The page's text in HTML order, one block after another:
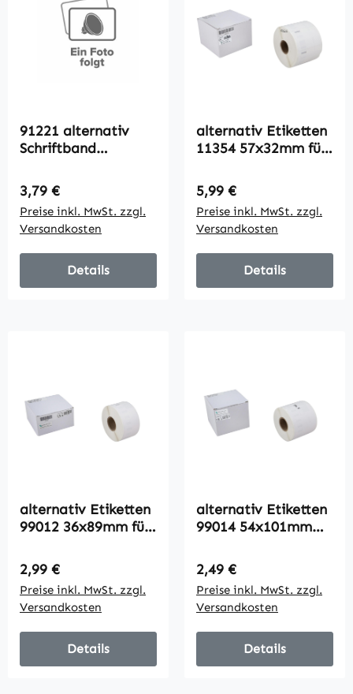
91221 alternativ
Schriftband
/ S0721660 / 12mm
x 4m
Regulärer Preis:
3,79 €
Preise inkl. MwSt. zzgl.
Versandkosten
Details
alternativ Etiketten
11354 57x32mm für
Regulärer Preis:
5,99 €
Preise inkl. MwSt. zzgl.
Versandkosten
Details
alternativ Etiketten
99012 36x89mm für
Regulärer Preis:
2,99 €
Preise inkl. MwSt. zzgl.
Versandkosten
Details
alternativ Etiketten
99014 54x101mm
Labels
Regulärer Preis:
2,49 €
Preise inkl. MwSt. zzgl.
Versandkosten
Details